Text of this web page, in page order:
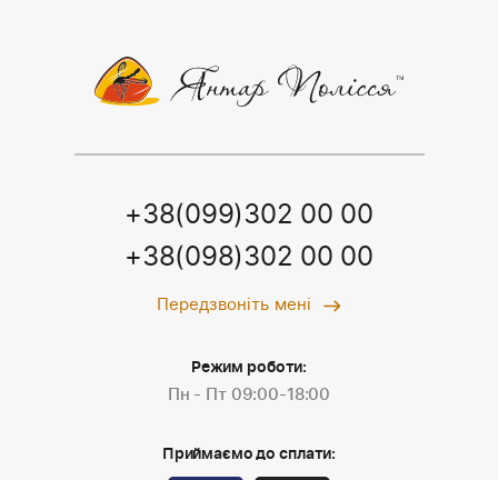
+38(099)302 00 00
+38(098)302 00 00
Передзвоніть мені
Режим роботи:
Пн - Пт 09:00-18:00
Приймаємо до сплати: